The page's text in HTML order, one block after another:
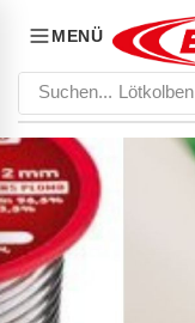
MENÜ
Suchen... Lötkolben